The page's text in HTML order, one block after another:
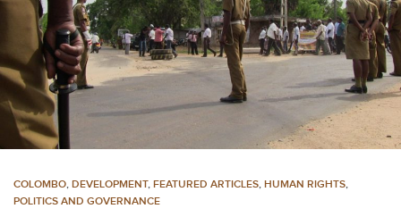
c
o
n
e
COLOMBO, DEVELOPMENT, FEATURED ARTICLES, HUMAN RIGHTS,
POLITICS AND GOVERNANCE